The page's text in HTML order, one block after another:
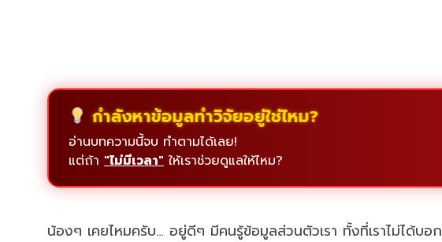
กำลังหาข้อมูลทำวิจัยอยู่ใช่ไหม?
อ่านบทความนี้จบ ทำตามได้เลย!
แต่ถ้า "ไม่มีเวลา" ให้เราช่วยดูแลให้ไหม?
น้องๆ เคยไหมครับ… อยู่ดีๆ มีคนรู้ข้อมูลส่วนตัวเรา ทั้งที่เราไม่ได้บอก